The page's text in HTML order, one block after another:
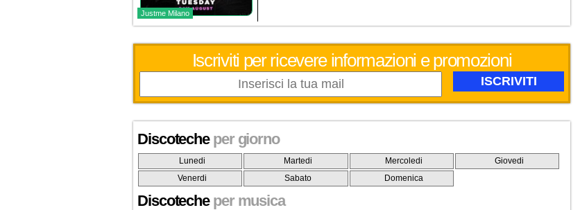
Justme Milano
Iscriviti per ricevere informazioni e promozioni
Discoteche per giorno
Lunedi Martedi Mercoledi
Giovedi
Venerdi
Sabato Domenica
Discoteche per musica
26
27 28 29 30 31